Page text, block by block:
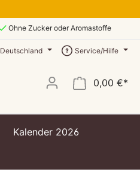
Ohne Zucker oder Aromastoffe
Deutschland Service/Hilfe
0,00 €*
Kalender 2026